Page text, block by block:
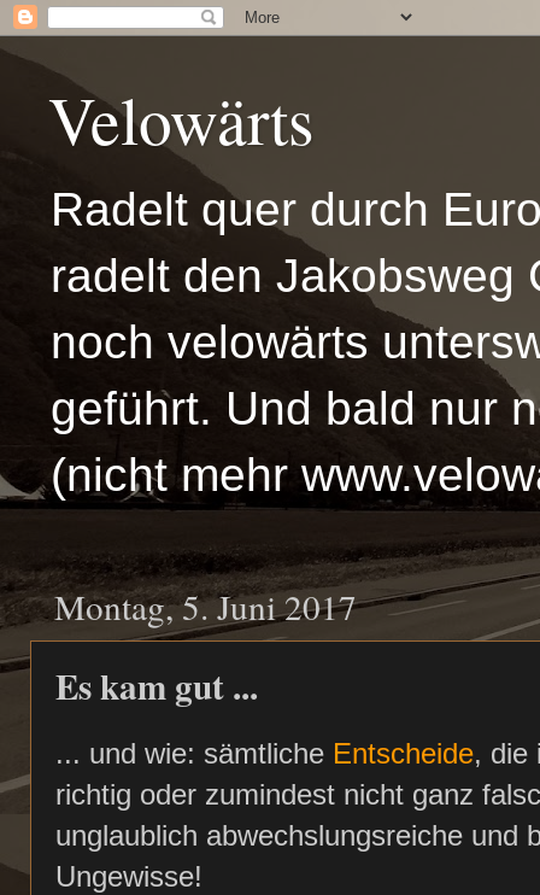
Velowärts
Radelt quer durch
radelt den Jakobsweg
noch velowärts
geführt. Und bald nur
(nicht mehr
Montag, 5. Juni 2017
Es kam gut ...
... und wie: sämtliche Entscheide, die
richtig oder zumindest nicht ganz
unglaublich abwechslungsreiche und
Ungewisse!